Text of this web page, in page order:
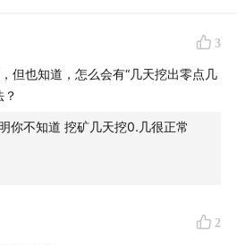
，第一次接触比特币
美金，比特币发展比预期慢
方案
么看好 RGB 方向
3
但也知道，怎么会有“几天挖出零点几
你不知道 挖矿几天挖0.几很正常
2